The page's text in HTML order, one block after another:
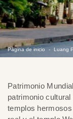
Página de inicio Luang
Patrimonio
patrimonio
templos